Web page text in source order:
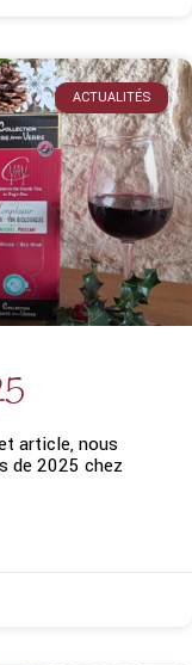
ACTUALITÉS
article, nous
de 2025 chez